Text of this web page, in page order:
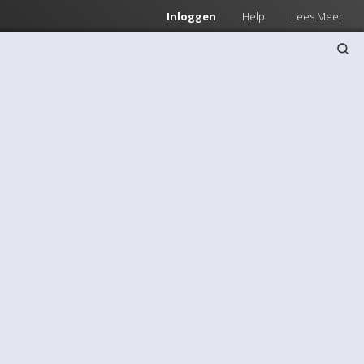
Inloggen Help Lees Meer